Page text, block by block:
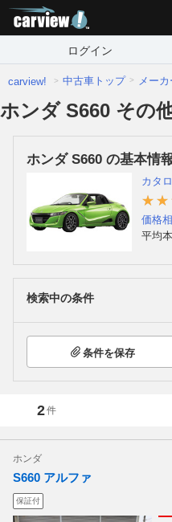
ログイン
carview! 中古車トップ メー
ホンダ S660 その
ホンダ S660 の基本情
カタ
価格
平均
検索中の条件
条件を保存
2件
ホンダ
S660 アルファ
保証付